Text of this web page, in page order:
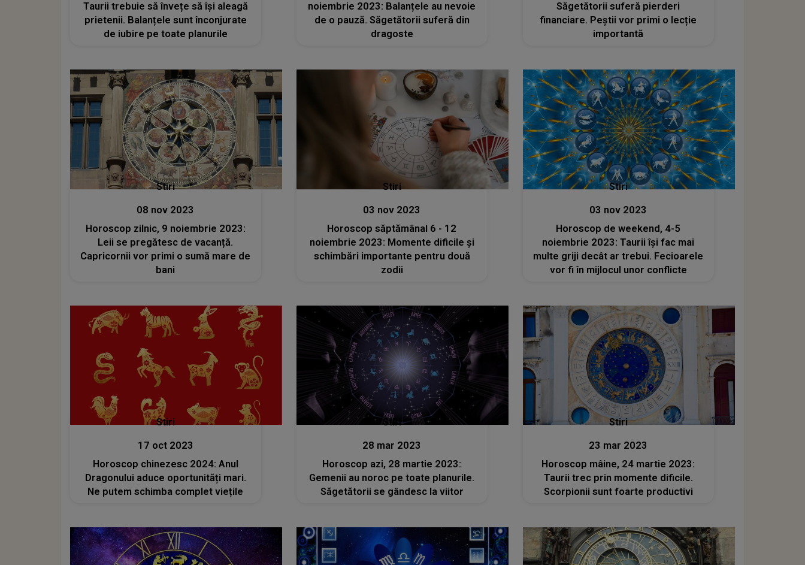
Taurii trebuie să învețe să își aleagă
prietenii. Balanțele sunt înconjurate
de iubire pe toate planurile
noiembrie 2023: Balanțele au nevoie
de o pauză. Săgetătorii suferă din
dragoste
Săgetătorii suferă pierderi
financiare. Peștii vor primi o lecție
importantă
Stiri
08 nov 2023
Horoscop zilnic, 9 noiembrie 2023:
Leii se pregătesc de vacanță.
Capricornii vor primi o sumă mare de
bani
Stiri
03 nov 2023
Horoscop săptămânal 6 - 12
noiembrie 2023: Momente dificile și
schimbări importante pentru două
zodii
Stiri
03 nov 2023
Horoscop de weekend, 4-5
noiembrie 2023: Taurii își fac mai
multe griji decât ar trebui. Fecioarele
vor fi în mijlocul unor conflicte
Stiri
17 oct 2023
Horoscop chinezesc 2024: Anul
Dragonului aduce oportunități mari.
Ne putem schimba complet viețile
Stiri
28 mar 2023
Horoscop azi, 28 martie 2023:
Gemenii au noroc pe toate planurile.
Săgetătorii se gândesc la viitor
Stiri
23 mar 2023
Horoscop mâine, 24 martie 2023:
Taurii trec prin momente dificile.
Scorpionii sunt foarte productivi